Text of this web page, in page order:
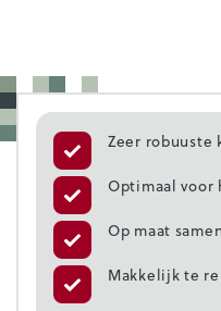
Zeer robuuste
Optimaal voor
Op maat
Makkelijk te